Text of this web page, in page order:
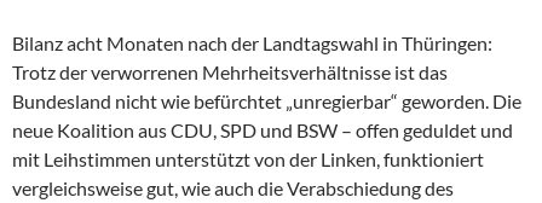
Bilanz acht Monaten nach der Landtagswahl in Thüringen:
Trotz der verworrenen Mehrheitsverhältnisse ist das
Bundesland nicht wie befürchtet „unregierbar“ geworden. Die
neue Koalition aus CDU, SPD und BSW – offen geduldet und
mit Leihstimmen unterstützt von der Linken, funktioniert
vergleichsweise gut, wie auch die Verabschiedung des